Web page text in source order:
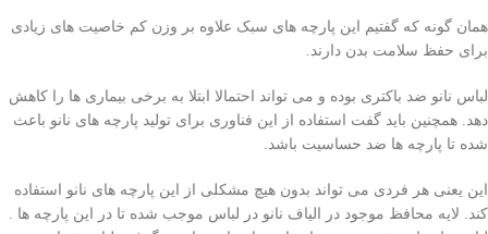
همان گونه که گفتیم این پارچه های سبک علاوه بر وزن کم خاصیت های زیادی
برای حفظ سلامت بدن دارند.
لباس نانو ضد باکتری بوده و می تواند احتمالا ابتلا به برخی بیماری ها را کاهش
دهد. همچنین باید گفت استفاده از این فناوری برای تولید پارچه های نانو باعث
شده تا پارچه ها ضد حساسیت باشد.
این یعنی هر فردی می تواند بدون هیچ مشکلی از این پارچه های نانو استفاده
کند. لایه محافظ موجود در الیاف نانو در لباس موجب شده تا در این پارچه ها .